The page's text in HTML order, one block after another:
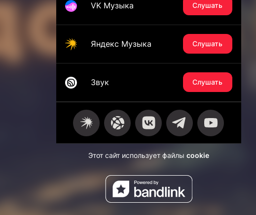
VK Музыка Слушать
Яндекс Музыка Слушать
Звук Слушать
Этот сайт использует файлы cookie